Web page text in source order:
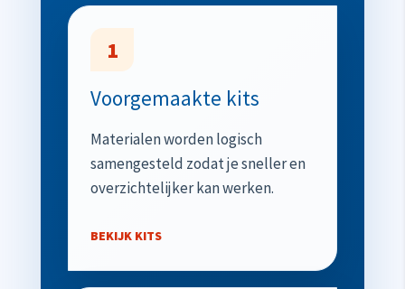
1
Voorgemaakte kits
Materialen worden logisch
samengesteld zodat je sneller en
overzichtelijker kan werken.
BEKIJK KITS